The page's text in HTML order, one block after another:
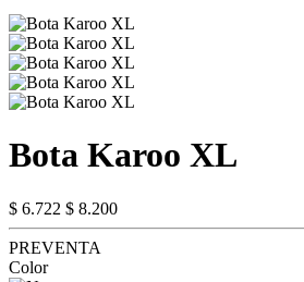
Bota Karoo XL
$ 6.722 $ 8.200
PREVENTA
Color